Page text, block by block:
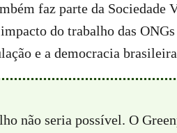
faz parte da Sociedade
do trabalho das ONGs
e a democracia
não seria possível. O